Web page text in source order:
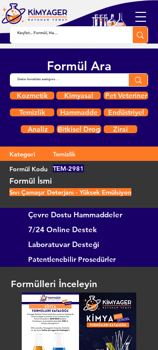
Formül Ara
Kozmetik Kimyasal
Pet Veteriner
Temizlik
Hammadde
Endüstriyel
Analiz
Bitkisel Drog Zirai
Kategori
Temizlik
Formül Kodu
TEM-2981
Formül İsmi
Sıvı Çamaşır Deterjanı - Yüksek Emülsiyon
Çevre Dostu Hammaddeler
7/24 Online Destek
Laboratuvar Desteği
Patentlenebilir Prosedürler
Formülleri İnceleyin